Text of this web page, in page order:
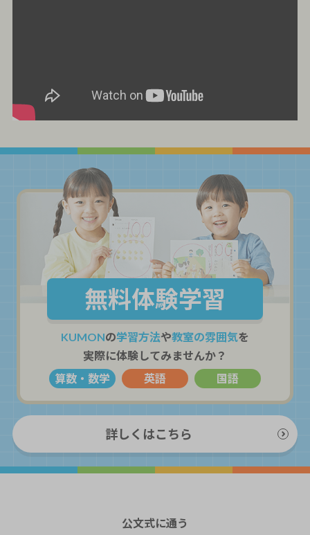
無料体験学習
KUMONの学習方法や教室の雰囲気を
実際に体験してみませんか？
算数・数学
英語 国語
詳しくはこちら
公文式に通う